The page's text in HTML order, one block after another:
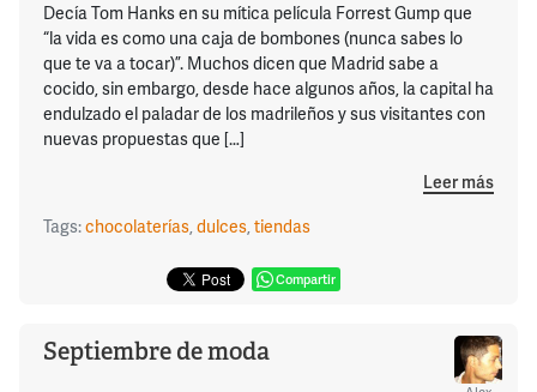
Decía Tom Hanks en su mítica película Forrest Gump que
“la vida es como una caja de bombones (nunca sabes lo
que te va a tocar)”. Muchos dicen que Madrid sabe a
cocido, sin embargo, desde hace algunos años, la capital ha
endulzado el paladar de los madrileños y sus visitantes con
nuevas propuestas que […]
Leer más
Tags:chocolaterías,dulces,tiendas
Compartir
Septiembre de moda